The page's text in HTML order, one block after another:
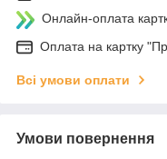
Онлайн-оплата
Оплата на картку
Всі умови оплати
Умови повернення